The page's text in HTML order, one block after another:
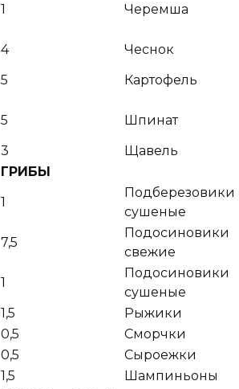
1 Черемша
4
Чеснок
5
Картофель
5
Шпинат
3
Щавель
ГРИБЫ
1
Подберезовики
сушеные
7,5
Подосиновики
свежие
1
Подосиновики
сушеные
1,5
Рыжики
0,5
Сморчки
0,5
Сыроежки
1,5
Шампиньоны